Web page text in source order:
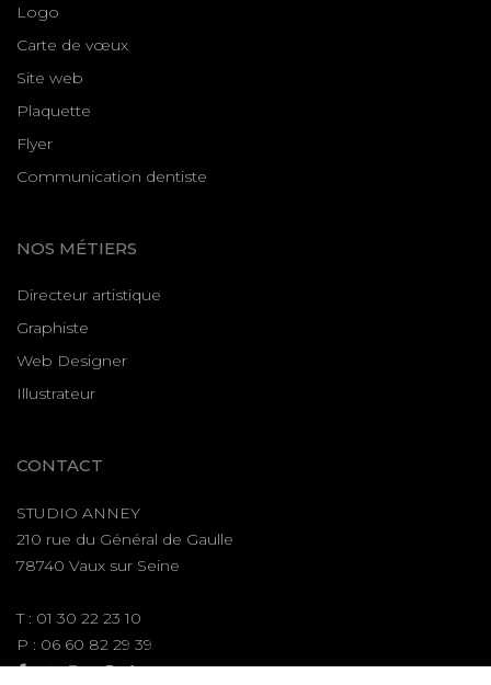
Logo
Carte de vœux
Site web
Plaquette
Flyer
Communication dentiste
NOS MÉTIERS
Directeur artistique
Graphiste
Web Designer
Illustrateur
CONTACT
STUDIO ANNEY
210 rue du Général de Gaulle
78740 Vaux sur Seine
T : 01 30 22 23 10
P : 06 60 82 29 39